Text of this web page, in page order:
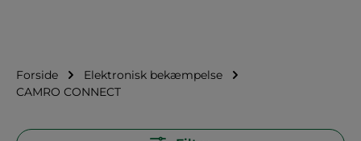
Forside
Elektronisk bekæmpelse
CAMRO CONNECT